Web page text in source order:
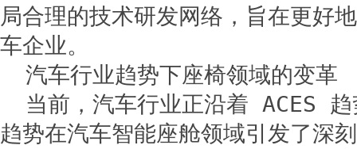
局合理的技术研发网络，旨在更好
车企业。
汽车行业趋势下座椅领域的变革
当前，汽车行业正沿着 ACES
趋势在汽车智能座舱领域引发了深